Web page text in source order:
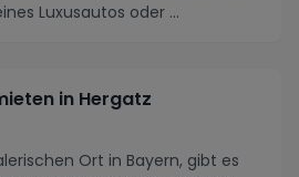
Luxusautos oder ...
in Hergatz
Ort in Bayern, gibt es